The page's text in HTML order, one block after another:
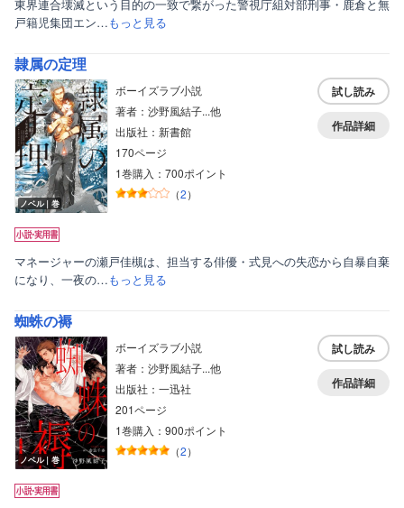
東界連合壊滅という目的の一致で繋がった警視庁組対部刑事・鹿倉と無
戸籍児集団エン…もっと見る
隷属の定理
ノベル｜巻
ボーイズラブ小説
著者：沙野風結子...他
出版社：新書館
170ページ
1巻購入：700ポイント
（2）
試し読み
作品詳細
マネージャーの瀬戸佳槻は、担当する俳優・式見への失恋から自暴自棄
になり、一夜の…もっと見る
蜘蛛の褥
ノベル｜巻
ボーイズラブ小説
著者：沙野風結子...他
出版社：一迅社
201ページ
1巻購入：900ポイント
（2）
試し読み
作品詳細